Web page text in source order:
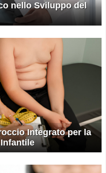
nello Sviluppo del
Integrato per la